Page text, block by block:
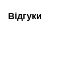
Відгуки